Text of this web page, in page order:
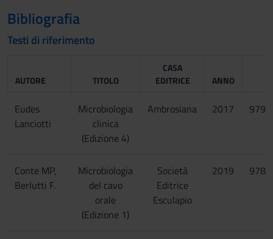
Bibliografia
Testi di riferimento
AUTORE TITOLO
CASA
EDITRICE
ANNO
Eudes
Lanciotti
Microbiologia
clinica
(Edizione 4)
Ambrosiana 2017
Conte MP,
Berlutti F.
Microbiologia
del cavo
orale
(Edizione 1)
Società
Editrice
Esculapio
2019